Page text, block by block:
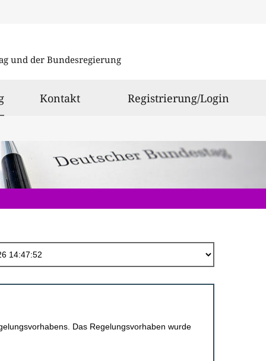
und der Bundesregierung
ausgewählt
Kontakt Registrierung/Login
Das Regelungsvorhaben wurde